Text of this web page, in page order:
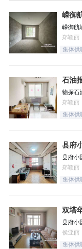
嵘御
嵘御航
郑颖丽
集体供
石油
物探石
郑颖丽
集体供
县府
县府小
郑颖丽
集体供
县府小
侯亚丽
集体供